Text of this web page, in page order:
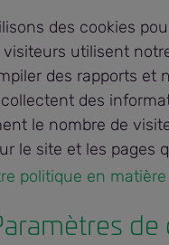
des cookies
visiteurs utilisent
des rapports et
des
le nombre de
le site et les pages
politique en